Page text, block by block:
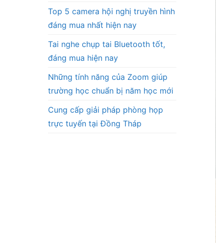
Top 5 camera hội nghị truyền hình
đáng mua nhất hiện nay
Tai nghe chụp tai Bluetooth tốt,
đáng mua hiện nay
Những tính năng của Zoom giúp
trường học chuẩn bị năm học mới
Cung cấp giải pháp phòng họp
trực tuyến tại Đồng Tháp